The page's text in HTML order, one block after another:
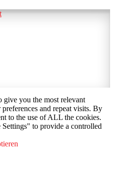
give you the most relevant
and repeat visits. By
to the use of ALL the cookies.
to provide a controlled